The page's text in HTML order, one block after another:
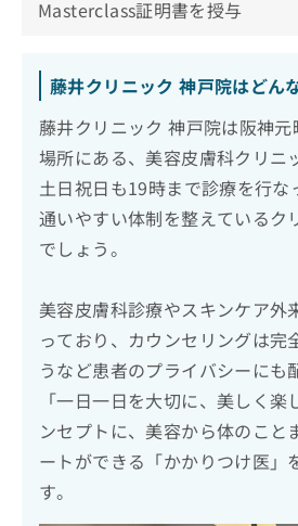
Masterclass証明書を授与
藤井クリニック 神戸院はどん
藤井クリニック 神戸院は阪神
場所にある、美容皮膚科クリニ
土日祝日も19時まで診療を行
通いやすい体制を整えているク
でしょう。
美容皮膚科診療やスキンケア外
っており、カウンセリングは完
うなど患者のプライバシーにも
「一日一日を大切に、美しく楽
ンセプトに、美容から体のこと
ートができる「かかりつけ医」
す。